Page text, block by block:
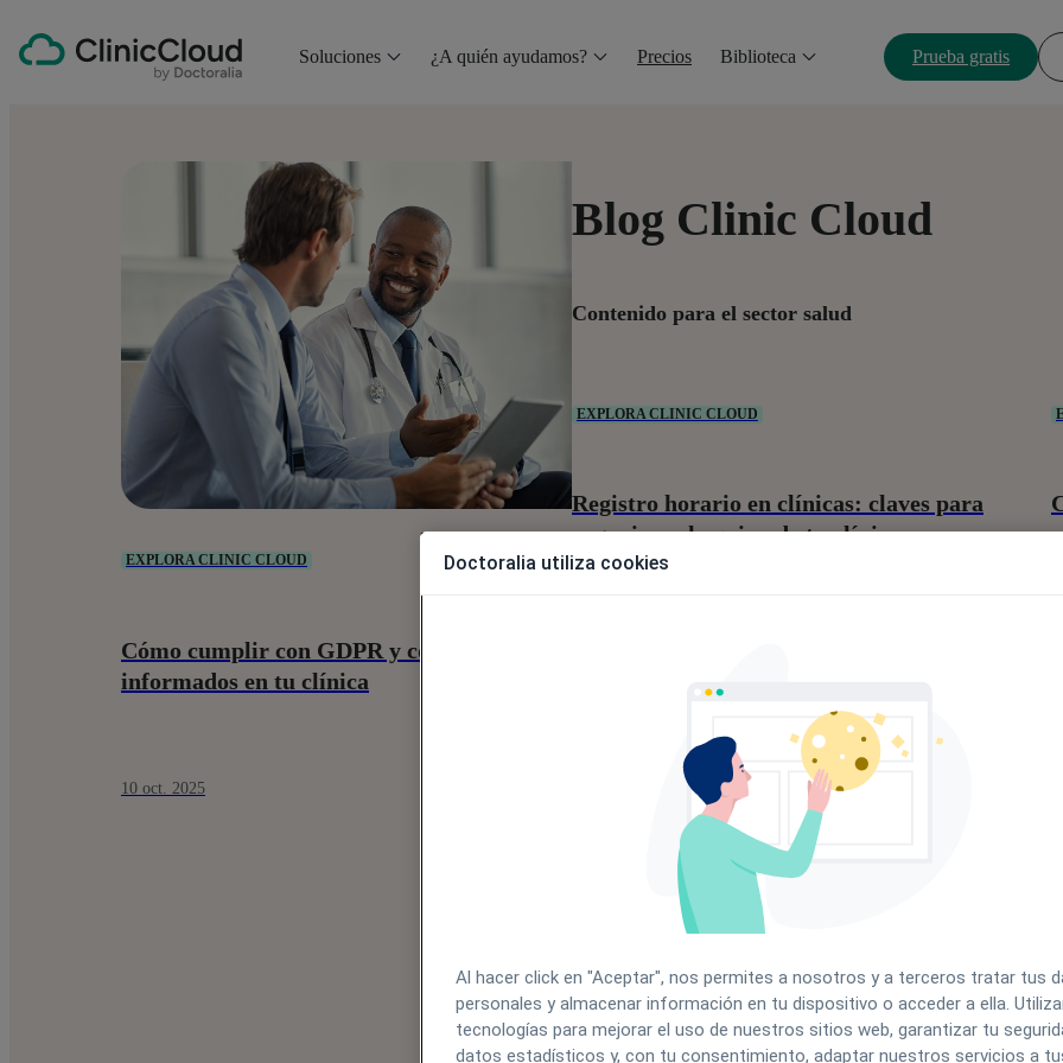
Soluciones ¿A quién ayudamos? Precios Biblioteca Prueba gratis
EXPLORA CLINIC CLOUD
Cómo cumplir con GDPR y consentimientos
informados en tu clínica
10 oct. 2025
Blog Clinic Cloud
Contenido para el sector salud
EXPLORA CLINIC CLOUD
Registro horario en clínicas: claves para
organizar el equipo de tu clínica
EXPLORA CLINIC CLOUD
Todo bajo control: cómo gestionar turnos
y horarios en tu clínica
Doctoralia utiliza cookies
Al hacer click en "Aceptar", nos permites a nosotros y a terceros tratar tus
personales y almacenar información en tu dispositivo o acceder a ella.
tecnologías para mejorar el uso de nuestros sitios web, garantizar tu
datos estadísticos y, con tu consentimiento, adaptar nuestros servicios a